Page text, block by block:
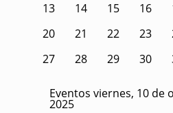
13
14 15 16
20
21 22 23
27
28 29 30
Eventos viernes, 10 de
2025